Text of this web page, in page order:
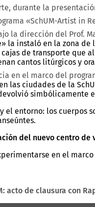
durante la
«SchUM-Artist in
la dirección del Prof.
la instaló en la zona
de transporte
cantos litúrgicos y
en el marco del
las ciudades de la
simbólicamente
entorno: los
del nuevo centro
en el
acto de clausura con